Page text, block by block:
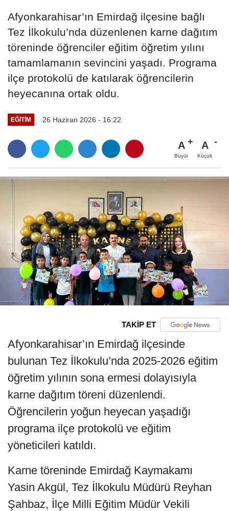
Afyonkarahisar’ın Emirdağ ilçesine bağlı
Tez İlkokulu’nda düzenlenen karne dağıtım
töreninde öğrenciler eğitim öğretim yılını
tamamlamanın sevincini yaşadı. Programa
ilçe protokolü de katılarak öğrencilerin
heyecanına ortak oldu.
EĞITIM 26 Haziran 2026 - 16:22
A
Büyüt
A
Küçült
TAKİP ET
Afyonkarahisar’ın Emirdağ ilçesinde
bulunan Tez İlkokulu’nda 2025-2026 eğitim
öğretim yılının sona ermesi dolayısıyla
karne dağıtım töreni düzenlendi.
Öğrencilerin yoğun heyecan yaşadığı
programa ilçe protokolü ve eğitim
yöneticileri katıldı.
Karne töreninde Emirdağ Kaymakamı
Yasin Akgül, Tez İlkokulu Müdürü Reyhan
Şahbaz, İlçe Milli Eğitim Müdür Vekili